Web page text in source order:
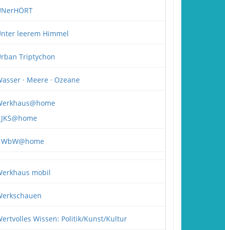
leerem Himmel
Triptychon
· Meere · Ozeane
JKS@home
WbW@home
mobil
Wissen: Politik/Kunst/Kultur